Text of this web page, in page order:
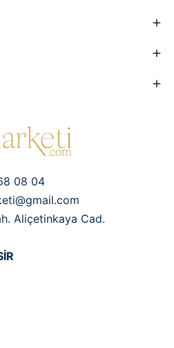
08 04
Aliçetinkaya Cad.